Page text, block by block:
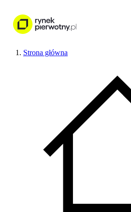
Strona główna